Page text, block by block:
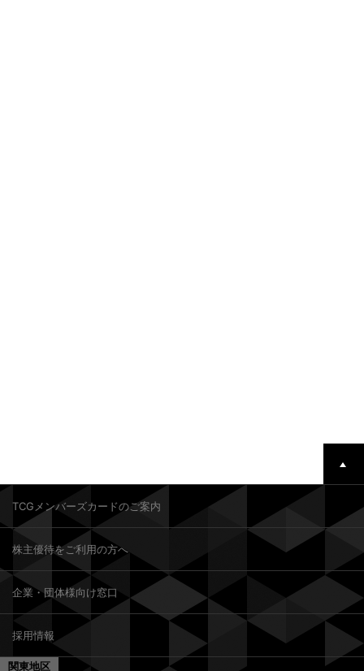
TCGメンバーズカードのご案内
株主優待をご利用の方へ
企業・団体様向け窓口
採用情報
関東地区